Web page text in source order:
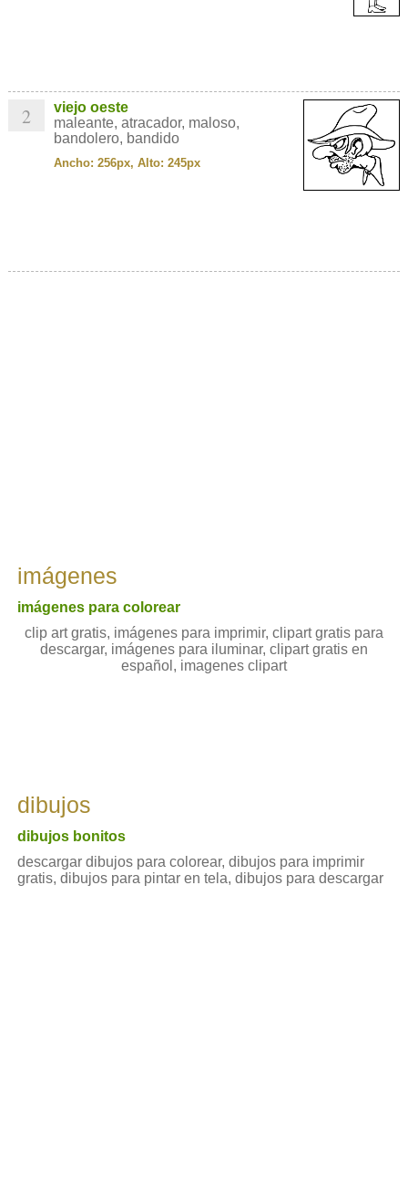
2
viejo oeste
maleante, atracador, maloso,
bandolero, bandido
Ancho: 256px, Alto: 245px
imágenes
imágenes para colorear
clip art gratis, imágenes para imprimir, clipart gratis para
descargar, imágenes para iluminar, clipart gratis en
español, imagenes clipart
dibujos
dibujos bonitos
descargar dibujos para colorear, dibujos para imprimir
gratis, dibujos para pintar en tela, dibujos para descargar